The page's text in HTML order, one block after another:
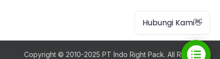
Copyright © 2010-2025 PT Indo Right Pack. All Rights
Hubungi Kami👋